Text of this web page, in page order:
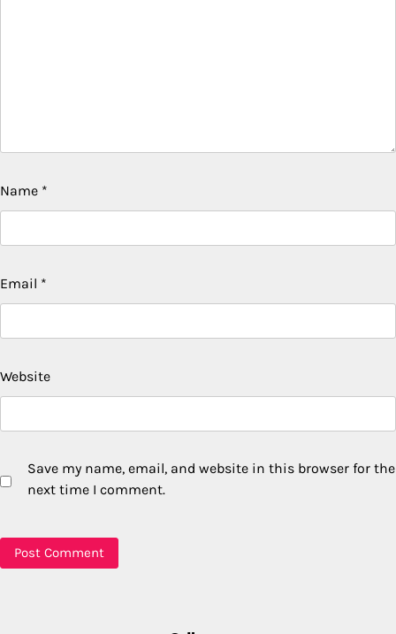
Name *
Email *
Website
Save my name, email, and website in this browser for the
next time I comment.